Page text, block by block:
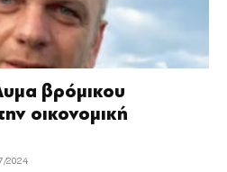
βρόμικου
οικονομική
2024